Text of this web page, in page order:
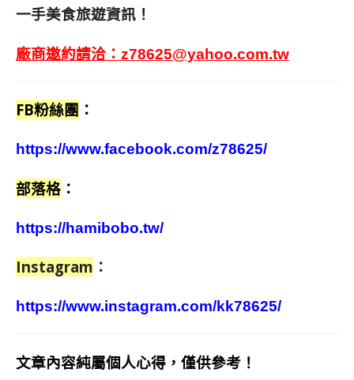
一手美食旅遊資訊！
廠商邀約請洽： z78625@yahoo.com.tw
FB粉絲團 ：
https://www.facebook.com/z78625/
部落格 ：
https://hamibobo.tw/
Instagram ：
https://www.instagram.com/kk78625/
文章內容純屬個人心得，僅供參考！